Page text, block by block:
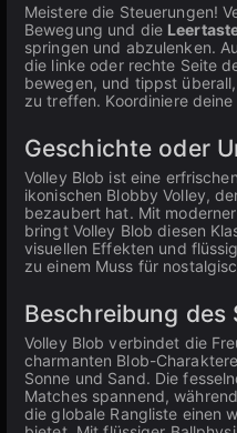
Meistere die Steuerungen!
Bewegung und die
springen und abzulenken.
die linke oder rechte Seite
bewegen, und tippst
zu treffen. Koordiniere
Geschichte oder
Volley Blob ist eine
ikonischen Blobby Volley,
bezaubert hat. Mit
bringt Volley Blob diesen
visuellen Effekten und
zu einem Muss für
Beschreibung des
Volley Blob verbindet die
charmanten Blob-
Sonne und Sand. Die
Matches spannend,
die globale Rangliste einen